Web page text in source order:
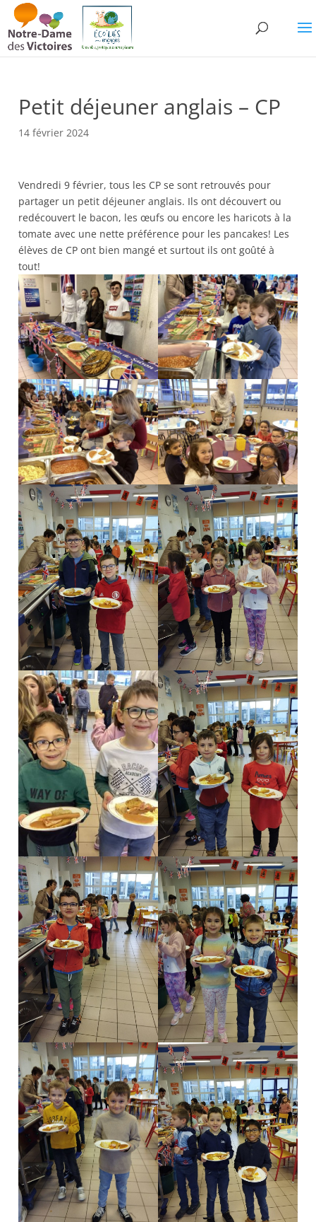
Petit déjeuner anglais – CP
14 février 2024
Vendredi 9 février, tous les CP se sont retrouvés pour
partager un petit déjeuner anglais. Ils ont découvert ou
redécouvert le bacon, les œufs ou encore les haricots à la
tomate avec une nette préférence pour les pancakes! Les
élèves de CP ont bien mangé et surtout ils ont goûté à
tout!